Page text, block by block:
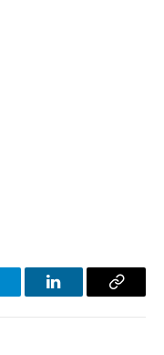
LinkedInCopy